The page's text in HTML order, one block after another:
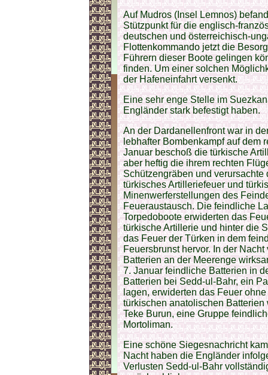
Auf Mudros (Insel Lemnos)
Stützpunkt für die englisch-
deutschen und österreichisch-
Flottenkommando jetzt die
Führern dieser Boote gelingen
finden. Um einer solchen
der Hafeneinfahrt versenkt.
Eine sehr enge Stelle im
Engländer stark befestigt haben.
An der Dardanellenfront war in
lebhafter Bombenkampf auf dem
Januar beschoß die türkische
aber heftig die ihrem rechten
Schützengräben und verursachte
türkisches Artilleriefeuer und
Minenwerferstellungen des
Feueraustausch. Die feindliche
Torpedoboote erwiderten das
türkische Artillerie und hinter die
das Feuer der Türken in dem
Feuersbrunst hervor. In der
Batterien an der Meerenge
7. Januar feindliche Batterien in
Batterien bei Sedd-ul-Bahr, ein
lagen, erwiderten das Feuer
türkischen anatolischen
Teke Burun, eine Gruppe
Mortoliman.
Eine schöne Siegesnachricht
Nacht haben die Engländer
Verlusten Sedd-ul-Bahr